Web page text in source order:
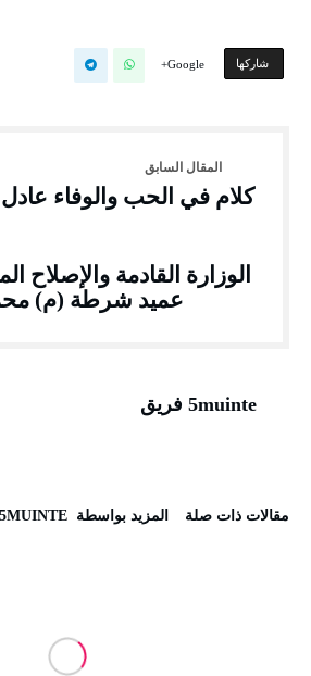
‫‫ شاركها‬ Google+
كلام في الحب والوفاء
الوزارة القادمة
عميد شرطة (م)
5muinte فريق
‫مقالات ذات صلة‬ ‫‫المزيد بواسطة‬ ‬ 5MUINTE فريق